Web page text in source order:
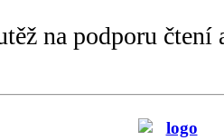
na podporu